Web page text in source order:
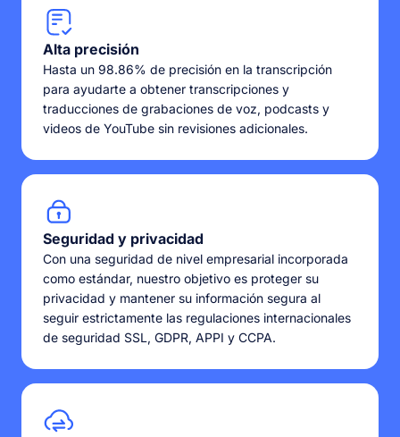
Alta precisión
Hasta un 98.86% de precisión en la transcripción
para ayudarte a obtener transcripciones y
traducciones de grabaciones de voz, podcasts y
videos de YouTube sin revisiones adicionales.
Seguridad y privacidad
Con una seguridad de nivel empresarial incorporada
como estándar, nuestro objetivo es proteger su
privacidad y mantener su información segura al
seguir estrictamente las regulaciones internacionales
de seguridad SSL, GDPR, APPI y CCPA.